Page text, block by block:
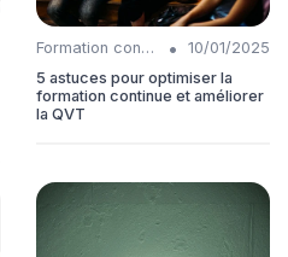
Formation continue •
10/01/2025
5 astuces pour optimiser la
formation continue et améliorer
la QVT